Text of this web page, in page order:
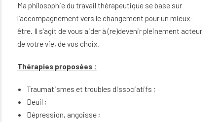
Ma philosophie du travail thérapeutique se base sur
l’accompagnement vers le changement pour un mieux-
être. Il s’agit de vous aider à (re)devenir pleinement acteur
de votre vie, de vos choix.
Thérapies proposées :
Traumatismes et troubles dissociatifs ;
Deuil ;
Dépression, angoisse ;